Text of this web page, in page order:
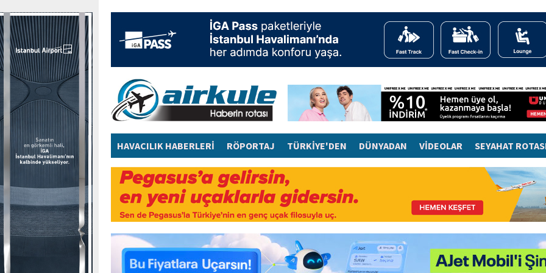
HAVACILIK HABERLERİ RÖPORTAJ TÜRKİYE'DEN DÜNYADAN VİDEOLAR SEYAHAT